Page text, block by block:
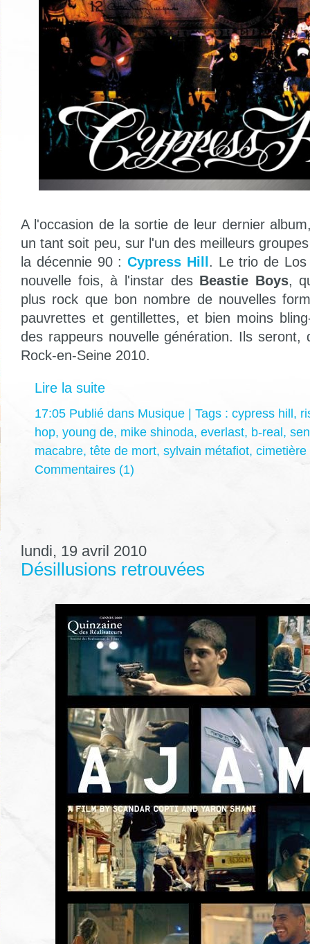
A l'occasion de la sortie de leur dernier
un tant soit peu, sur l'un des meilleurs
la décennie 90 : Cypress Hill . Le trio de Los
nouvelle fois, à l'instar des Beastie Boys,
plus rock que bon nombre de nouvelles
pauvrettes et gentillettes, et bien moins
des rappeurs nouvelle génération. Ils seront,
Rock-en-Seine 2010.
Lire la suite
17:05 Publié dans Musique | Tags : cypress hill,
hop, young de, mike shinoda, everlast, b-real,
macabre, tête de mort, sylvain métafiot, cimetière
Commentaires (1)
lundi, 19 avril 2010
Désillusions retrouvées